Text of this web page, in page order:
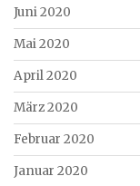
Juni 2020
Mai 2020
April 2020
März 2020
Februar 2020
Januar 2020